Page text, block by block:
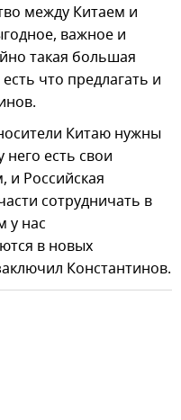
между Китаем и
важное и
такая большая
что предлагать и
Китаю нужны
есть свои
и Российская
сотрудничать в
у нас
в новых
Константинов.